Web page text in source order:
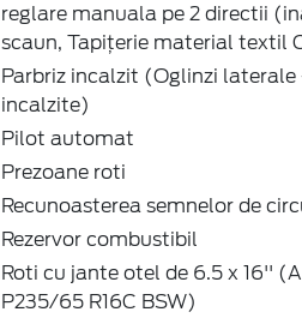
reglare manuala pe 2 directii
scaun, Tapițerie material textil
Parbriz incalzit (Oglinzi
incalzite)
Pilot automat
Prezoane roti
Recunoasterea semnelor de
Rezervor combustibil
Roti cu jante otel de 6.5 x 16''
P235/65 R16C BSW)